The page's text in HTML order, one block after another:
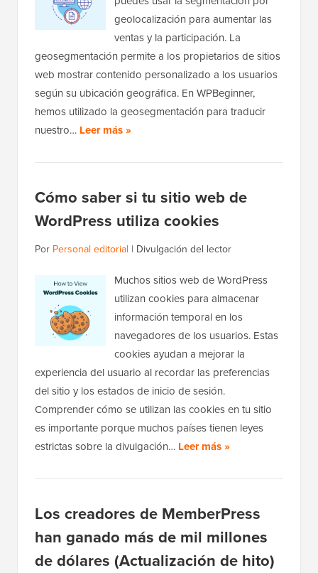
geolocalización para aumentar las
ventas y la participación. La
geosegmentación permite a los propietarios de sitios
web mostrar contenido personalizado a los usuarios
según su ubicación geográfica. En WPBeginner,
hemos utilizado la geosegmentación para traducir
nuestro… Leer más »
Cómo saber si tu sitio web de
WordPress utiliza cookies
Por Personal editorial | Divulgación del lector
Muchos sitios web de WordPress
utilizan cookies para almacenar
información temporal en los
navegadores de los usuarios. Estas
cookies ayudan a mejorar la
experiencia del usuario al recordar las preferencias
del sitio y los estados de inicio de sesión.
Comprender cómo se utilizan las cookies en tu sitio
es importante porque muchos países tienen leyes
estrictas sobre la divulgación… Leer más »
Los creadores de MemberPress
han ganado más de mil millones
de dólares (Actualización de hito)